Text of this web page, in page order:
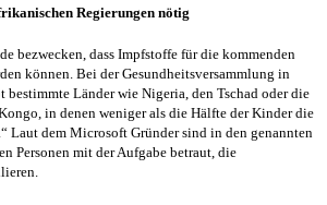
Regierungen nötig
bezwecken, dass Impfstoffe für die kommenden
können. Bei der Gesundheitsversammlung in
bestimmte Länder wie Nigeria, den Tschad oder die
in denen weniger als die Hälfte der Kinder die
Laut dem Microsoft Gründer sind in den genannten
Personen mit der Aufgabe betraut, die